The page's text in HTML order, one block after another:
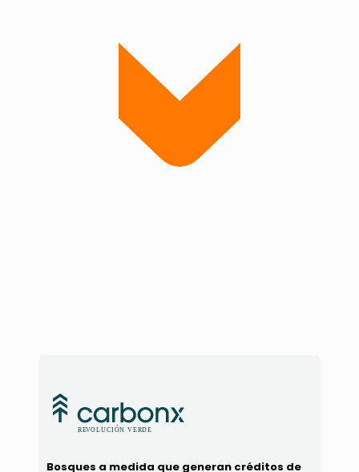
Bosques a medida que generan créditos de